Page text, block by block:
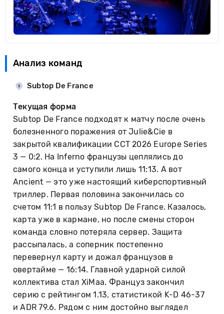
Анализ команд
Subtop De France
Текущая форма
Subtop De France подходят к матчу после очень
болезненного поражения от Julie&Cie в
закрытой квалификации CCT 2026 Europe Series
3 — 0:2. На Inferno французы цеплялись до
самого конца и уступили лишь 11:13. А вот
Ancient — это уже настоящий киберспортивный
триллер. Первая половина закончилась со
счетом 11:1 в пользу Subtop De France. Казалось,
карта уже в кармане, но после смены сторон
команда словно потеряла сервер. Защита
рассыпалась, а соперник постепенно
перевернул карту и дожал французов в
овертайме — 16:14. Главной ударной силой
коллектива стал XiMaa. Француз закончил
серию с рейтингом 1.13, статистикой K-D 46-37
и ADR 79.6. Рядом с ним достойно выглядел